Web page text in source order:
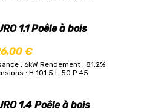
1.1 Poêle à bois
€
: 6kW Rendement : 81.2%
: H 101.5 L 50 P 45
1.4 Poêle à bois